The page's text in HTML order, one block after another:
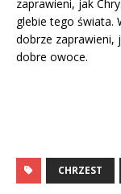
zaprawieni, jak
glebie tego świata.
dobrze zaprawieni,
dobre owoce.
CHRZEST